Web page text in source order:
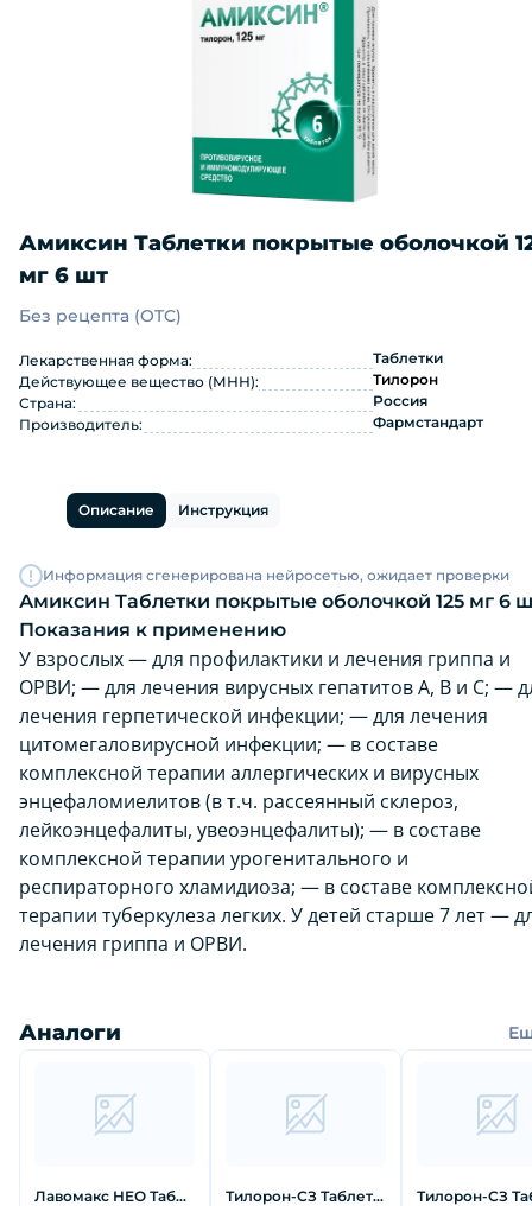
Амиксин Таблетки покрытые оболочкой
мг 6 шт
Амиксин Таблетки покрытые
Без рецепта (OTC)
Лекарственная форма:
Таблетки
Действующее вещество (МНН):
Тилорон
Страна:
Россия
Производитель:
Фармстандарт
Описание Инструкция
Информация сгенерирована нейросетью, ожидает проверки
Амиксин Таблетки покрытые оболочкой 125 мг 6
Показания к применению
У взрослых — для профилактики и лечения гриппа и
ОРВИ; — для лечения вирусных гепатитов А, В и С; —
лечения герпетической инфекции; — для лечения
цитомегаловирусной инфекции; — в составе
комплексной терапии аллергических и вирусных
энцефаломиелитов (в т.ч. рассеянный склероз,
лейкоэнцефалиты, увеоэнцефалиты); — в составе
комплексной терапии урогенитального и
респираторного хламидиоза; — в составе
терапии туберкулеза легких. У детей старше 7 лет —
лечения гриппа и ОРВИ.
Аналоги
Лавомакс НЕО Таблетки 125 мг 3 шт Тилорон-СЗ Таблетки покрытые пленочной оболочкой 125 мг 6 шт